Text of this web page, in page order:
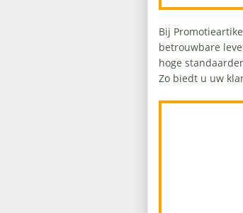
Bij
betrouwbare
hoge
Zo biedt u uw